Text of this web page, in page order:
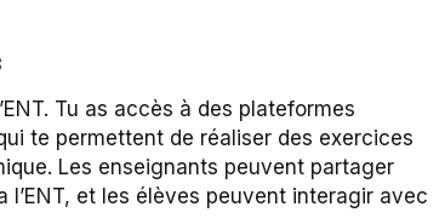
Tu as accès à des plateformes
te permettent de réaliser des exercices
Les enseignants peuvent partager
et les élèves peuvent interagir avec